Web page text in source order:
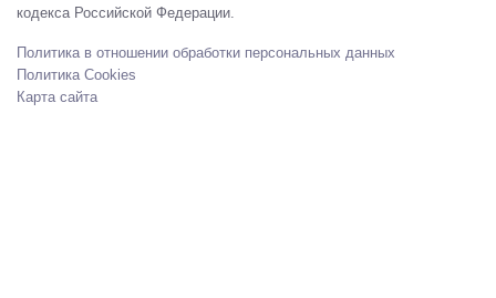
кодекса Российской Федерации.
Политика в отношении обработки персональных данных
Политика Cookies
Карта сайта